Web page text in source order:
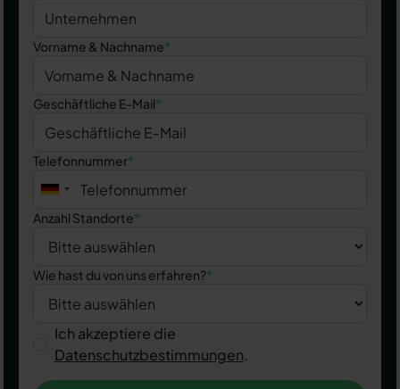
Vorname & Nachname*
Geschäftliche E-Mail*
Telefonnummer*
Anzahl Standorte*
Wie hast du von uns erfahren?*
Ich akzeptiere die
Datenschutzbestimmungen.